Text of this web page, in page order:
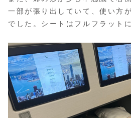
一部が張り出していて、使い方
でした。シートはフルフラット